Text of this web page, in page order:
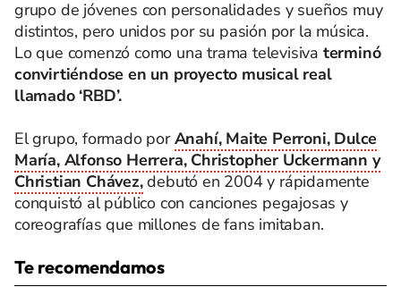
grupo de jóvenes con personalidades y sueños muy
distintos, pero unidos por su pasión por la música.
Lo que comenzó como una trama televisiva terminó
convirtiéndose en un proyecto musical real
llamado ‘RBD’.
El grupo, formado porAnahí, Maite Perroni, Dulce
María, Alfonso Herrera, Christopher Uckermann y
Christian Chávez,debutó en 2004 y rápidamente
conquistó al público con canciones pegajosas y
coreografías que millones de fans imitaban.
Te recomendamos